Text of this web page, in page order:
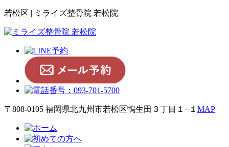
若松区 | ミライズ整骨院 若松院
〒808-0105 福岡県北九州市若松区鴨生田３丁目１−１ MAP